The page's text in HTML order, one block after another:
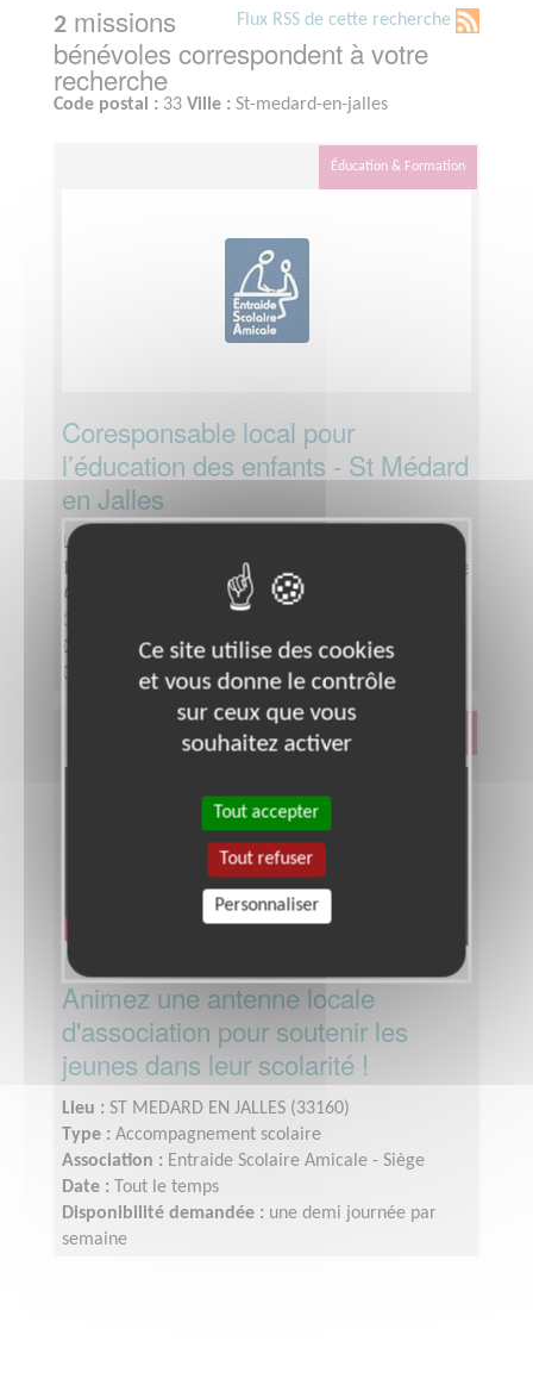
Flux RSS de cette recherche
2 missions
bénévoles correspondent à votre
recherche
Code postal : 33 Ville : St-medard-en-jalles
Éducation & Formation
Coresponsable local pour
l’éducation des enfants - St Médard
en Jalles
Lieu :
Responsable associatif, Coordinateur d'équipe
Association :
Entraide Scolaire Amicale - Section
Gironde
Date :
Tout le temps
Disponibilité demandée :1 demi-journée par
Animez une antenne locale
d'association pour soutenir les
jeunes dans leur scolarité !
Lieu : ST MEDARD EN JALLES (33160)
Type : Accompagnement scolaire
Association : Entraide Scolaire Amicale - Siège
Date :
Tout le temps
Disponibilité demandée : une demi journée par
semaine
Ce site utilise des cookies
et vous donne le contrôle
sur ceux que vous
souhaitez activer
Tout accepter
Tout refuser
Personnaliser